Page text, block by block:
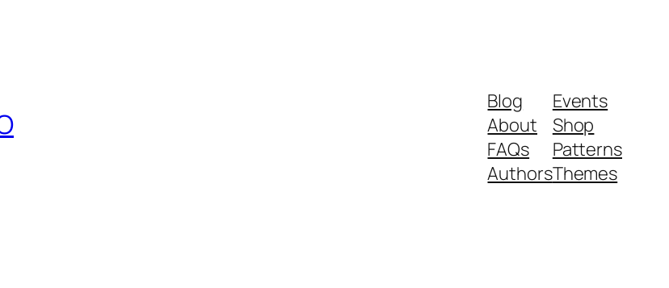
Blog
About
FAQs
Authors
Events
Shop
Patterns
Themes